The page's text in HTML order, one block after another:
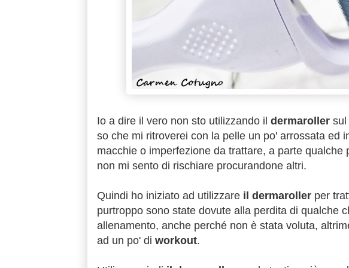
Io a dire il vero non sto utilizzando il dermaroller sul
so che mi ritroverei con la pelle un po' arrossata ed
macchie o imperfezione da trattare, a parte qualche
non mi sento di rischiare procurandone altri.
Quindi ho iniziato ad utilizzareil dermarollerper
purtroppo sono state dovute alla perdita di qualche
allenamento, anche perché non è stata voluta,
ad un po' di workout.